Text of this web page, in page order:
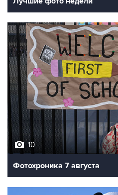
10
Фотохроника 7 августа